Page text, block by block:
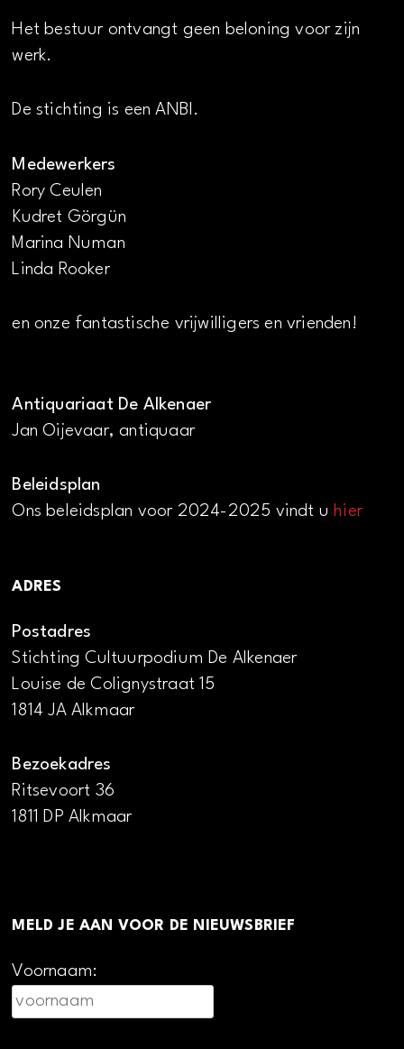
Het bestuur ontvangt geen beloning voor zijn
werk.
De stichting is een ANBI.
Medewerkers
Rory Ceulen
Kudret Görgün
Marina Numan
Linda Rooker
en onze fantastische vrijwilligers en vrienden!
Antiquariaat De Alkenaer
Jan Oijevaar, antiquaar
Beleidsplan
Ons beleidsplan voor 2024-2025 vindt uhier
ADRES
Postadres
Stichting Cultuurpodium De Alkenaer
Louise de Colignystraat 15
1814 JA Alkmaar
Bezoekadres
Ritsevoort 36
1811 DP Alkmaar
MELD JE AAN VOOR DE NIEUWSBRIEF
Voornaam: